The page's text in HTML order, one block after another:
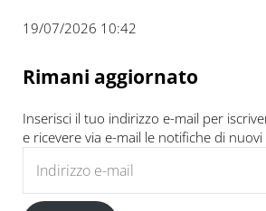
19/07/2026 10:42
Rimani aggiornato
Inserisci il tuo indirizzo e-mail per
e ricevere via e-mail le notifiche di nuovi